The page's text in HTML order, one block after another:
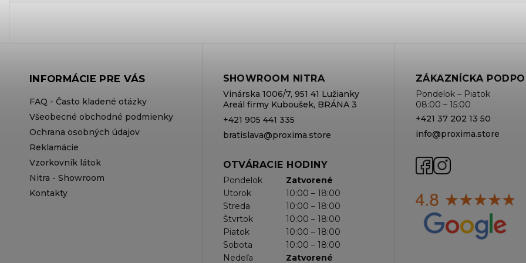
INFORMÁCIE PRE VÁS
FAQ - Často kladené otázky
Všeobecné obchodné podmienky
Ochrana osobných údajov
Reklamácie
Vzorkovník látok
Nitra - Showroom
Kontakty
SHOWROOM NITRA
Vinárska 1006/7, 951 41 Lužianky
Areál firmy Kuboušek, BRÁNA 3
+421 905 441 335
bratislava@proxima.store
OTVÁRACIE HODINY
Pondelok
Zatvorené
Utorok
10:00 – 18:00
Streda
10:00 – 18:00
Štvrtok
10:00 – 18:00
Piatok
10:00 – 18:00
Sobota
10:00 – 18:00
Nedeľa
Zatvorené
ZÁKAZNÍCKA
Pondelok – Piatok
08:00 – 15:00
+421 37 202 13 50
info@proxima.store